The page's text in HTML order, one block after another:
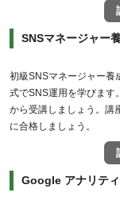
SNSマネージャー
初級SNSマネージャー養
式でSNS運用を学びます
から受講しましょう。講
に合格しましょう。
Google アナリテ